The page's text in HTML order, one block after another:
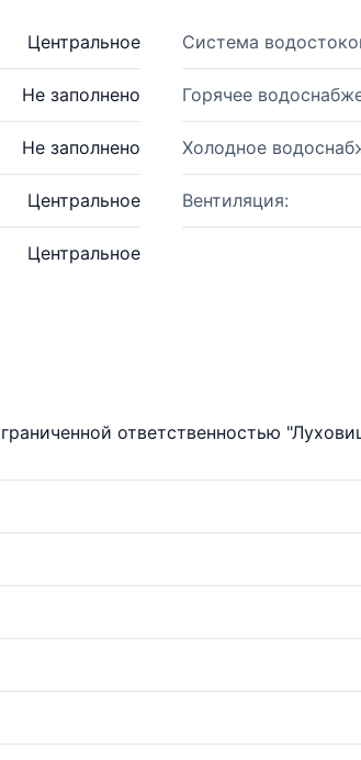
Центральное Система
Не заполнено Горячее
Не заполнено Холодное
Центральное Вентиляция:
Центральное
ответственностью